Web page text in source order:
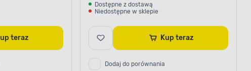
Kup teraz
Dostępne z dostawą
Niedostępne w sklepie
Kup teraz
Dodaj do porównania